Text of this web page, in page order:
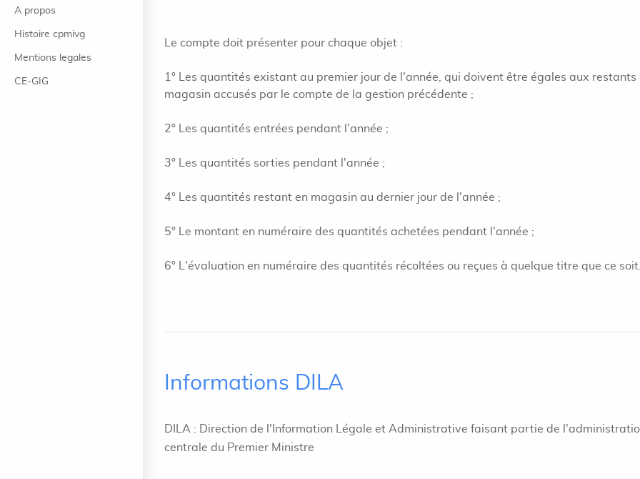
A propos
Histoire cpmivg
Mentions legales
CE-GIG
Le compte doit présenter pour chaque objet :
1° Les quantités existant au premier jour de l'année, qui doivent être égales aux restants
magasin accusés par le compte de la gestion précédente ;
2° Les quantités entrées pendant l'année ;
3° Les quantités sorties pendant l'année ;
4° Les quantités restant en magasin au dernier jour de l'année ;
5° Le montant en numéraire des quantités achetées pendant l'année ;
6° L'évaluation en numéraire des quantités récoltées ou reçues à quelque titre que ce
Informations DILA
DILA : Direction de l'Information Légale et Administrative faisant partie de
centrale du Premier Ministre